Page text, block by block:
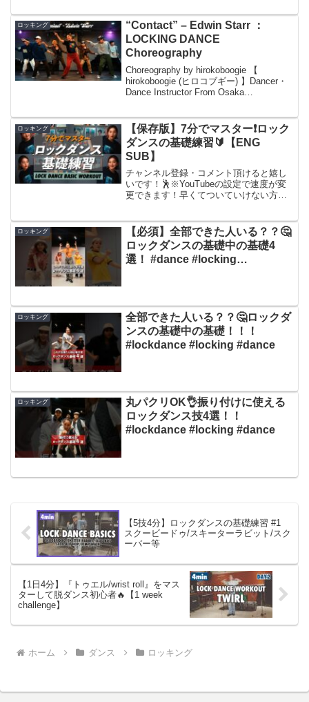
きます！早くてついていけない方...
ロッキング
“Contact” – Edwin Starr ：
LOCKING DANCE
Choreography
Choreography by hirokoboogie 【
hirokoboogie (ヒロコブギー) 】Dancer・
Dance Instructor From Osaka
ロッキング
【保存版】7分でマスター❗️ロック
ダンスの基礎練習🔰【ENG
SUB】
チャンネル登録・コメント頂けると嬉し
いです！🕺※YouTubeの設定で速度が変
更できます！早くてついていけない方
ック・ペーシング・ポイント#ダンス初心
者 #ダンス...
ロッキング
【必須】全部できた人いる？？🤔
ロックダンスの基礎中の基礎4
選！ #dance #locking
ロッキング
全部できた人いる？？🤔ロックダ
ンスの基礎中の基礎！！！
#lockdance #locking #dance
ロッキング
丸パクリOK👌振り付けに使える
ロックダンス技4選！！
#lockdance #locking #dance
【5技4分】ロックダンスの基礎練習 #1
スクービードゥ/スキーターラビット/スク
ーバー等
【1日4分】『トゥエル/wrist roll』をマス
ターして脱ダンス初心者🔥【1 week
challenge】
ホーム ダンス ロッキング